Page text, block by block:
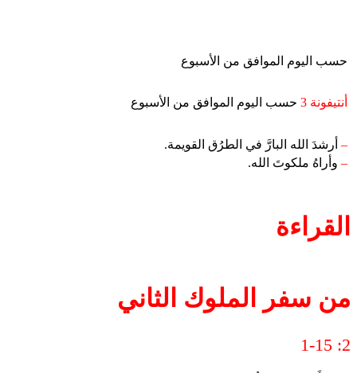
حسب اليوم الموافق من الأسبوع
أنتيفونة 3 حسب اليوم الموافق من الأسبوع
– أرشدَ الله البارَّ في الطرُق القويمة.
– وأراهُ ملكوتَ الله.
القراءة
من سفر الملوك الثاني
2: 1-15